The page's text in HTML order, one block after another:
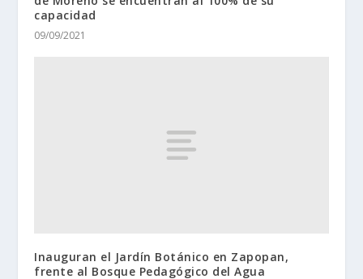
capacidad
09/09/2021
Inauguran el Jardín Botánico en Zapopan,
frente al Bosque Pedagógico del Agua